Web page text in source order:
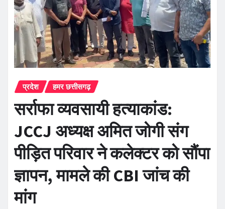
प्रदेश हमर छत्तीसगढ़
सर्राफा व्यवसायी हत्याकांड:
JCCJ अध्यक्ष अमित जोगी संग
पीड़ित परिवार ने कलेक्टर को सौंपा
ज्ञापन, मामले की CBI जांच की
मांग